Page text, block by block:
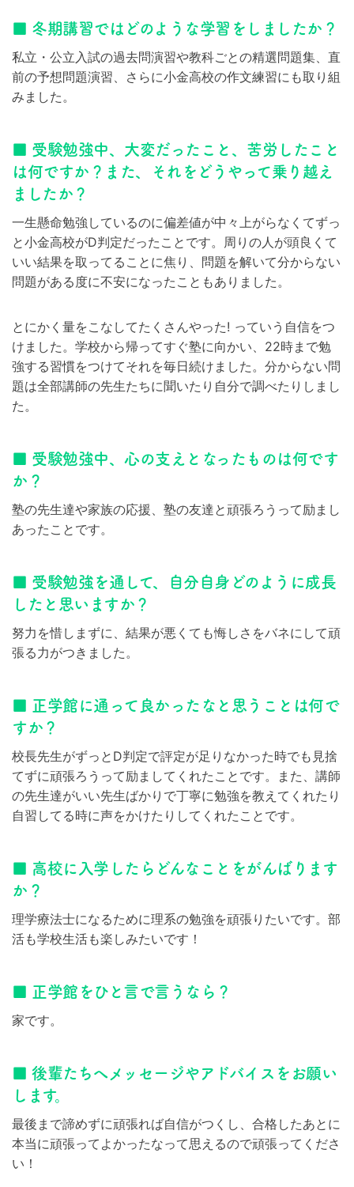
■ 冬期講習ではどのような学習をしましたか？
私立・公立入試の過去問演習や教科ごとの精選問題集、直
前の予想問題演習、さらに小金高校の作文練習にも取り組
みました。
■ 受験勉強中、大変だったこと、苦労したこと
は何ですか？また、それをどうやって乗り越え
ましたか？
一生懸命勉強しているのに偏差値が中々上がらなくてずっ
と小金高校がD判定だったことです。周りの人が頭良くて
いい結果を取ってることに焦り、問題を解いて分からない
問題がある度に不安になったこともありました。
とにかく量をこなしてたくさんやった! っていう自信をつ
けました。学校から帰ってすぐ塾に向かい、22時まで勉
強する習慣をつけてそれを毎日続けました。分からない問
題は全部講師の先生たちに聞いたり自分で調べたりしまし
た。
■ 受験勉強中、心の支えとなったものは何です
か？
塾の先生達や家族の応援、塾の友達と頑張ろうって励まし
あったことです。
■ 受験勉強を通して、自分自身どのように成長
したと思いますか？
努力を惜しまずに、結果が悪くても悔しさをバネにして頑
張る力がつきました。
■ 正学館に通って良かったなと思うことは何で
すか？
校長先生がずっとD判定で評定が足りなかった時でも見捨
てずに頑張ろうって励ましてくれたことです。また、講師
の先生達がいい先生ばかりで丁寧に勉強を教えてくれたり
自習してる時に声をかけたりしてくれたことです。
■ 高校に入学したらどんなことをがんばります
か？
理学療法士になるために理系の勉強を頑張りたいです。部
活も学校生活も楽しみたいです！
■ 正学館をひと言で言うなら？
家です。
■ 後輩たちへメッセージやアドバイスをお願い
します。
最後まで諦めずに頑張れば自信がつくし、合格したあとに
本当に頑張ってよかったなって思えるので頑張ってくださ
い！